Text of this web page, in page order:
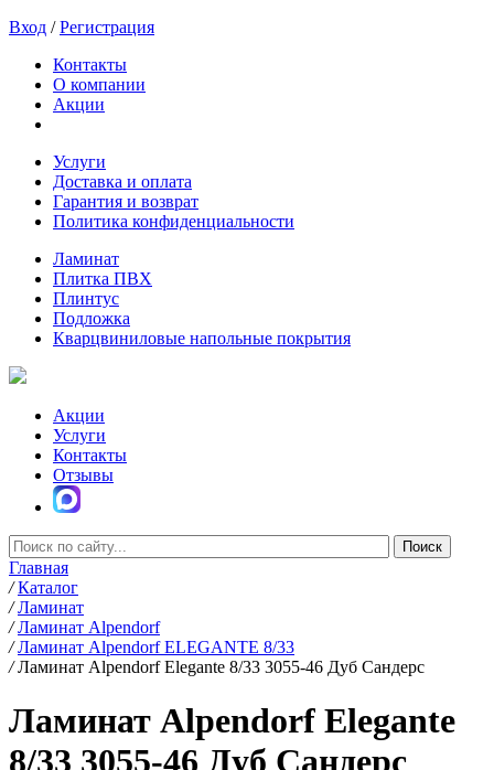
Вход /Регистрация
Контакты
О компании
Акции
Услуги
Доставка и оплата
Гарантия и возврат
Политика конфиденциальности
Ламинат
Плитка ПВХ
Плинтус
Подложка
Кварцвиниловые напольные покрытия
Акции
Услуги
Контакты
Отзывы
Главная
/ Каталог
/ Ламинат
/ Ламинат Alpendorf
/ Ламинат Alpendorf ELEGANTE 8/33
/ Ламинат Alpendorf Elegante 8/33 3055-46 Дуб Сандерс
Ламинат Alpendorf Elegante
8/33 3055-46 Дуб Сандерс